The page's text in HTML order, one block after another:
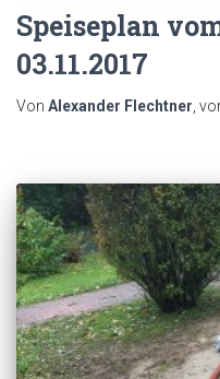
Speiseplan
03.11.2017
Von Alexander Flechtner ,